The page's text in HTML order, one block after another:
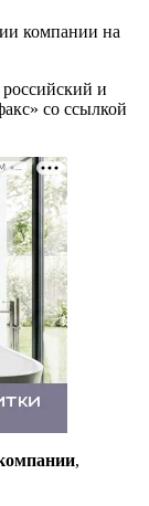
компании на
российский и
со ссылкой
РЕКЛАМА • ООО СТРОИТЕЛЬНЫЙ ТОРГОВЫЙ ДОМ «ПЕТРОВИЧ». ИНН: 7802348846
,